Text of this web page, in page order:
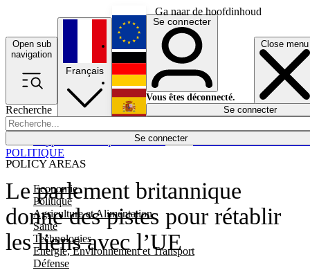
Ga naar de hoofdinhoud
Open sub
navigation
Close menu
Recherche
Se connecter
POLICY AREAS
Economie
Politique
Agriculture et Alimentation
Santé
Technologies
Energie, Environnement et Transport
Défense
Économie
Français
English
Deutsch
Español
Se connecter
Vous êtes déconnecté.
Se connecter
Le parlement britannique
donne des pistes pour rétablir
les liens avec l’UE
POLITIQUE